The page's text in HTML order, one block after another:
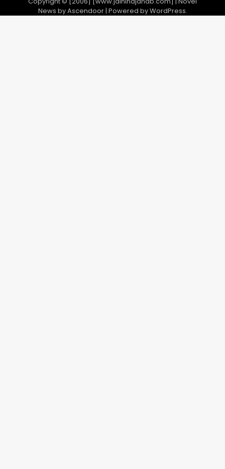
News byAscendoor| Powered byWordPress.